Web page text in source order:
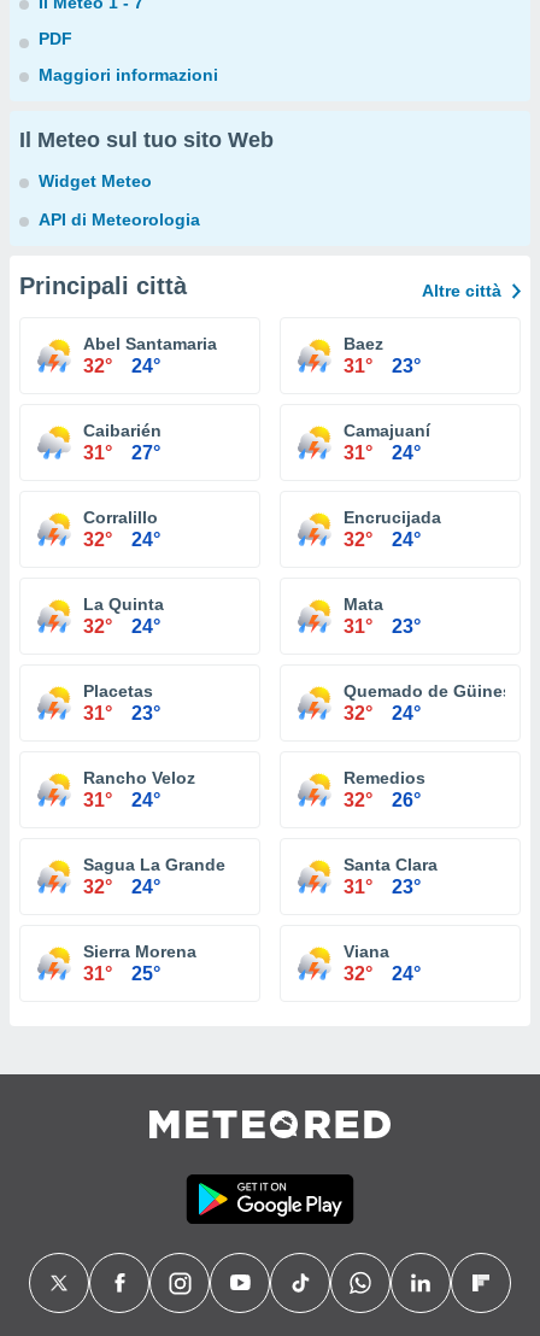
PDF
Maggiori informazioni
Il Meteo sul tuo sito Web
Widget Meteo
API di Meteorologia
Principali città Altre città
Abel Santamaria
32° 24°
Baez
31° 23°
Caibarién
31° 27°
Camajuaní
31° 24°
Corralillo
32° 24°
Encrucijada
32° 24°
La Quinta
32° 24°
Mata
31° 23°
Placetas
31° 23°
Quemado de Güines
32° 24°
Rancho Veloz
31° 24°
Remedios
32° 26°
Sagua La Grande
32° 24°
Santa Clara
31° 23°
Sierra Morena
31° 25°
Viana
32° 24°